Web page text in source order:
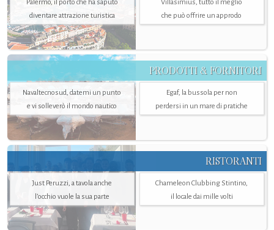
Palermo, il porto che ha saputo
diventare attrazione turistica
Villasimius, tutto il meglio
che può offrire un approdo
PRODOTTI & FORNITORI
Navaltecnosud, datemi un punto
e vi solleverò il mondo nautico
Egaf, la bussola per non
perdersi in un mare di pratiche
RISTORANTI
Just Peruzzi, a tavola anche
l’occhio vuole la sua parte
Chameleon Clubbing Stintino,
il locale dai mille volti